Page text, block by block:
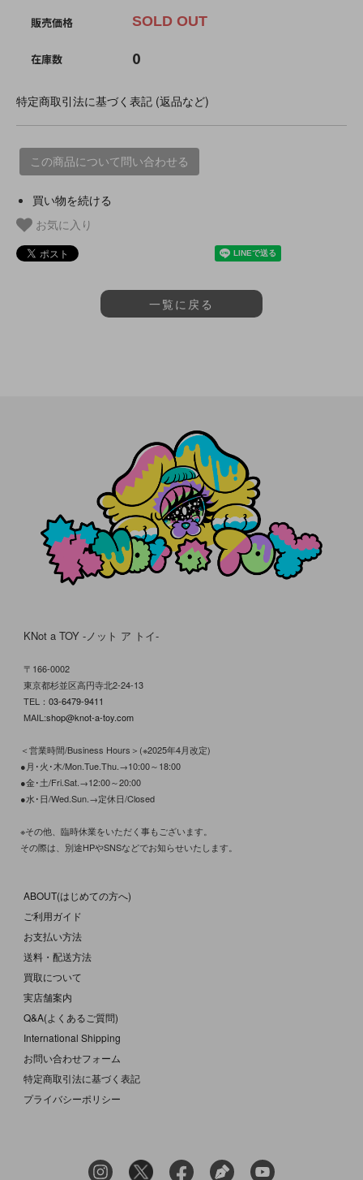
販売価格 SOLD OUT
在庫数 0
特定商取引法に基づく表記 (返品など)
この商品について問い合わせる
買い物を続ける
お気に入り
一覧に戻る
KNot a TOY -ノット ア トイ-
〒166-0002
東京都杉並区高円寺北2-24-13
TEL： 03-6479-9411
MAIL:shop@knot-a-toy.com
＜営業時間/Business Hours＞(※2025年4月改定)
●月･火･木/Mon.Tue.Thu.→10:00～18:00
●金･土/Fri.Sat.→12:00～20:00
●水･日/Wed.Sun.→定休日/Closed
※その他、臨時休業をいただく事もございます。
その際は、別途HPやSNSなどでお知らせいたします。
ABOUT(はじめての方へ)
ご利用ガイド
お支払い方法
送料・配送方法
買取について
実店舗案内
Q&A(よくあるご質問)
International Shipping
お問い合わせフォーム
特定商取引法に基づく表記
プライバシーポリシー